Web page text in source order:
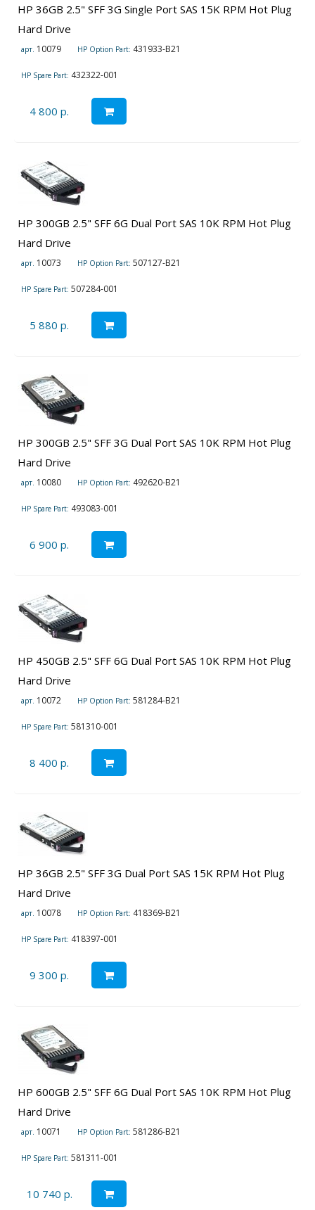
HP 36GB 2.5" SFF 3G Single Port SAS 15K RPM Hot Plug
Hard Drive
арт. 10079 HP Option Part: 431933-B21
HP Spare Part: 432322-001
4 800 р.
HP 300GB 2.5" SFF 6G Dual Port SAS 10K RPM Hot Plug
Hard Drive
арт. 10073 HP Option Part: 507127-B21
HP Spare Part: 507284-001
5 880 р.
HP 300GB 2.5" SFF 3G Dual Port SAS 10K RPM Hot Plug
Hard Drive
арт. 10080 HP Option Part: 492620-B21
HP Spare Part: 493083-001
6 900 р.
HP 450GB 2.5" SFF 6G Dual Port SAS 10K RPM Hot Plug
Hard Drive
арт. 10072 HP Option Part: 581284-B21
HP Spare Part: 581310-001
8 400 р.
HP 36GB 2.5" SFF 3G Dual Port SAS 15K RPM Hot Plug
Hard Drive
арт. 10078 HP Option Part: 418369-B21
HP Spare Part: 418397-001
9 300 р.
HP 600GB 2.5" SFF 6G Dual Port SAS 10K RPM Hot Plug
Hard Drive
арт. 10071 HP Option Part: 581286-B21
HP Spare Part: 581311-001
10 740 р.